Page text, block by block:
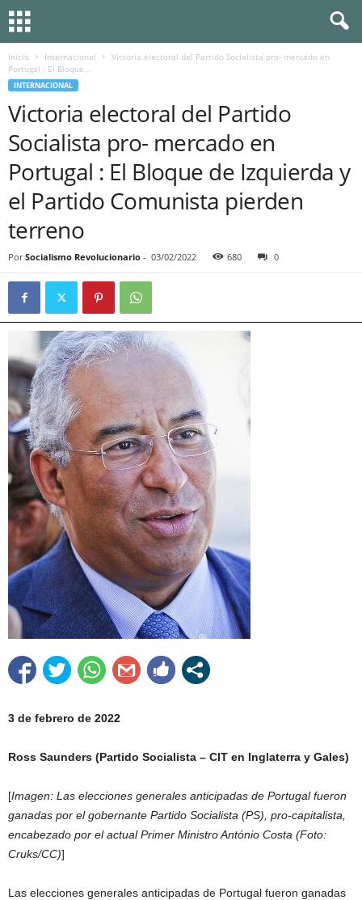
Inicio Internacional
Victoria electoral del Partido Socialista pro- mercado en
Portugal : El Bloque...
INTERNACIONAL
Victoria electoral del Partido
Socialista pro- mercado en
Portugal : El Bloque de Izquierda y
el Partido Comunista pierden
terreno
Por Socialismo Revolucionario - 03/02/2022 680 0
3 de febrero de 2022
Ross Saunders (Partido Socialista – CIT en Inglaterra y Gales)
[Imagen: Las elecciones generales anticipadas de Portugal fueron
ganadas por el gobernante Partido Socialista (PS), pro-capitalista,
encabezado por el actual Primer Ministro António Costa (Foto:
Cruks/CC)]
Las elecciones generales anticipadas de Portugal fueron ganadas